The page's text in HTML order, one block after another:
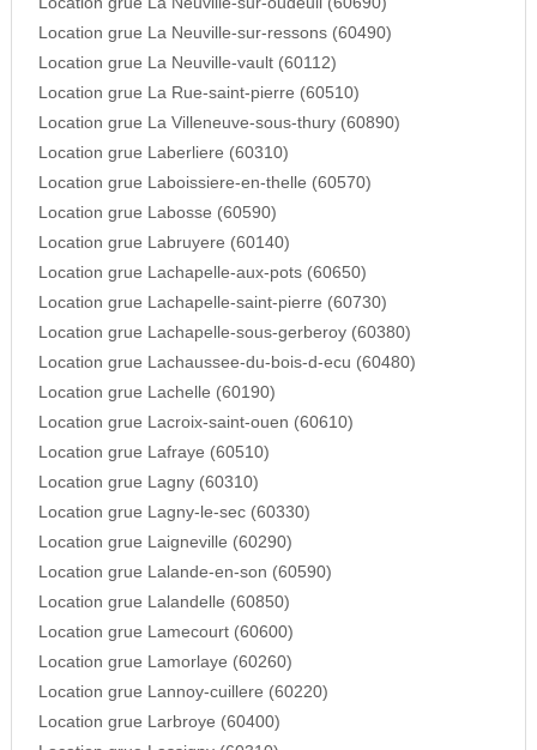
Location grue La Neuville-sur-ressons (60490)
Location grue La Neuville-vault (60112)
Location grue La Rue-saint-pierre (60510)
Location grue La Villeneuve-sous-thury (60890)
Location grue Laberliere (60310)
Location grue Laboissiere-en-thelle (60570)
Location grue Labosse (60590)
Location grue Labruyere (60140)
Location grue Lachapelle-aux-pots (60650)
Location grue Lachapelle-saint-pierre (60730)
Location grue Lachapelle-sous-gerberoy (60380)
Location grue Lachaussee-du-bois-d-ecu (60480)
Location grue Lachelle (60190)
Location grue Lacroix-saint-ouen (60610)
Location grue Lafraye (60510)
Location grue Lagny (60310)
Location grue Lagny-le-sec (60330)
Location grue Laigneville (60290)
Location grue Lalande-en-son (60590)
Location grue Lalandelle (60850)
Location grue Lamecourt (60600)
Location grue Lamorlaye (60260)
Location grue Lannoy-cuillere (60220)
Location grue Larbroye (60400)